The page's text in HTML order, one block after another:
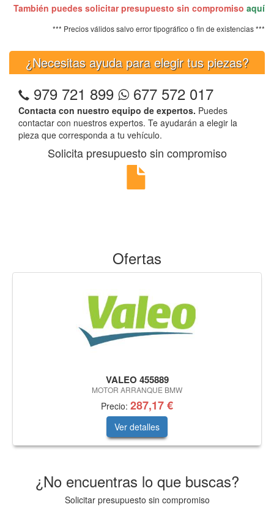
También puedes solicitar presupuesto sin compromiso aquí
*** Precios válidos salvo error tipográfico o fin de existencias ***
¿Necesitas ayuda para elegir tus piezas?
979 721 899 677 572 017
Contacta con nuestro equipo de expertos. Puedes
contactar con nuestros expertos. Te ayudarán a elegir la
pieza que corresponda a tu vehículo.
Solicita presupuesto sin compromiso
Ofertas
VALEO 455889
MOTOR ARRANQUE BMW
Precio: 287,17 €
Ver detalles
¿No encuentras lo que buscas?
Solicitar presupuesto sin compromiso